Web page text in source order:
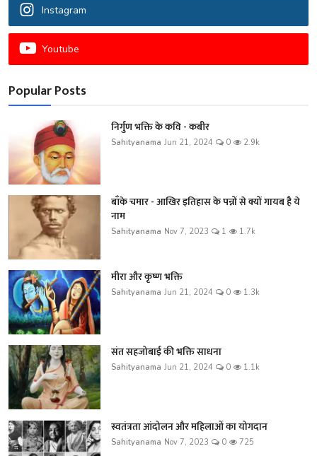
Instagram
Youtube
Popular Posts
निर्गुण भक्ति के कवि - कबीर
Sahityanama Jun 21, 2024 0 2.9k
बाँके चमार - आखिर इतिहास के पन्नों से क्यों गायब है ये
नाम
Sahityanama Nov 7, 2023 1 1.7k
मीरा और कृष्ण भक्ति
Sahityanama Jun 21, 2024 0 1.3k
संत सहजोबाई की भक्ति साधना
Sahityanama Jun 21, 2024 0 1.1k
स्वतंत्रता आंदोलन और महिलाओं का योगदान
Sahityanama Nov 7, 2023 0 725